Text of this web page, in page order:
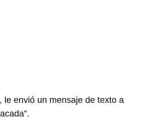
le envió un mensaje de texto a